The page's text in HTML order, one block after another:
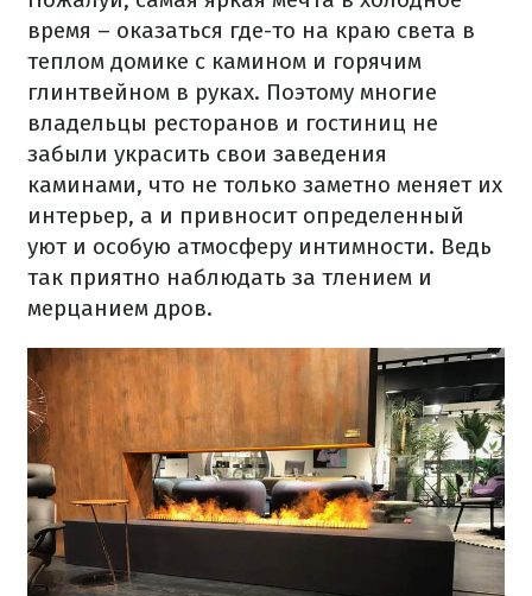
время – оказаться где-то на краю света в
теплом домике с камином и горячим
глинтвейном в руках. Поэтому многие
владельцы ресторанов и гостиниц не
забыли украсить свои заведения
каминами, что не только заметно меняет их
интерьер, а и привносит определенный
уют и особую атмосферу интимности. Ведь
так приятно наблюдать за тлением и
мерцанием дров.